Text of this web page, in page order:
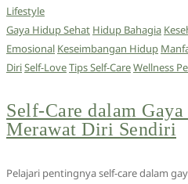
Lifestyle
Gaya Hidup Sehat Hidup Bahagia
Emosional Keseimbangan Hidup
DiriSelf-LoveTips Self-CareWellness
Self-Care dalam
Merawat Diri Sendiri
Pelajari pentingnya self-care dalam